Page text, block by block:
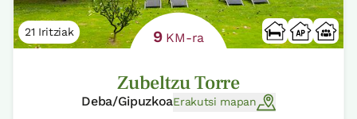
21 Iritziak 9KM-ra
Zubeltzu Torre
Deba/GipuzkoaErakutsi mapan